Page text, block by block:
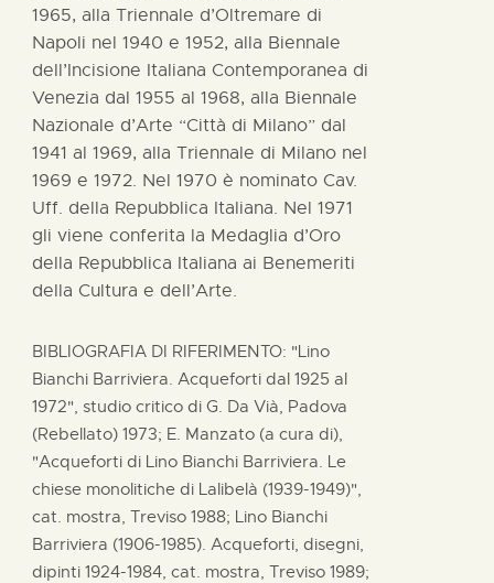
1965, alla Triennale d’Oltremare di
Napoli nel 1940 e 1952, alla Biennale
dell’Incisione Italiana Contemporanea di
Venezia dal 1955 al 1968, alla Biennale
Nazionale d’Arte “Città di Milano” dal
1941 al 1969, alla Triennale di Milano nel
1969 e 1972. Nel 1970 è nominato Cav.
Uff. della Repubblica Italiana. Nel 1971
gli viene conferita la Medaglia d’Oro
della Repubblica Italiana ai Benemeriti
della Cultura e dell’Arte.
BIBLIOGRAFIA DI RIFERIMENTO: "Lino
Bianchi Barriviera. Acqueforti dal 1925 al
1972", studio critico di G. Da Vià, Padova
(Rebellato) 1973; E. Manzato (a cura di),
"Acqueforti di Lino Bianchi Barriviera. Le
chiese monolitiche di Lalibelà (1939-1949)",
cat. mostra, Treviso 1988; Lino Bianchi
Barriviera (1906-1985). Acqueforti, disegni,
dipinti 1924-1984, cat. mostra, Treviso 1989;